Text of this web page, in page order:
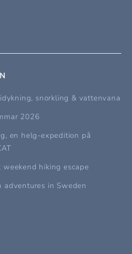
snorkling & vattenvana
2026
en helg-expedition på
hiking escape
in Sweden